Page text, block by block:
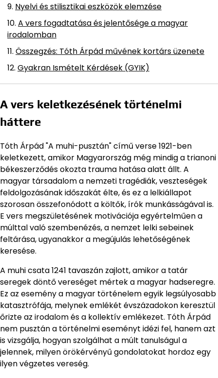
Nyelvi és stilisztikai eszközök elemzése
A vers fogadtatása és jelentősége a magyar
irodalomban
Összegzés: Tóth Árpád művének kortárs üzenete
Gyakran Ismételt Kérdések (GYIK)
A vers keletkezésének történelmi
háttere
Tóth Árpád "A muhi-pusztán" című verse 1921-ben
keletkezett, amikor Magyarország még mindig a trianoni
békeszerződés okozta trauma hatása alatt állt. A
magyar társadalom a nemzeti tragédiák, veszteségek
feldolgozásának időszakát élte, és ez a lelkiállapot
szorosan összefonódott a költők, írók munkásságával is.
E vers megszületésének motivációja egyértelműen a
múlttal való szembenézés, a nemzet lelki sebeinek
feltárása, ugyanakkor a megújulás lehetőségének
keresése.
A muhi csata 1241 tavaszán zajlott, amikor a tatár
seregek döntő vereséget mértek a magyar hadseregre.
Ez az esemény a magyar történelem egyik legsúlyosabb
katasztrófája, melynek emlékét évszázadokon keresztül
őrizte az irodalom és a kollektív emlékezet. Tóth Árpád
nem pusztán a történelmi eseményt idézi fel, hanem azt
is vizsgálja, hogyan szolgálhat a múlt tanulságul a
jelennek, milyen örökérvényű gondolatokat hordoz egy
ilyen végzetes vereség.